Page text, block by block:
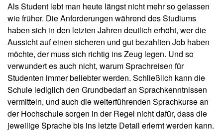
Als Student lebt man heute längst nicht mehr so gelassen
wie früher. Die Anforderungen während des Studiums
haben sich in den letzten Jahren deutlich erhöht, wer die
Aussicht auf einen sicheren und gut bezahlten Job haben
möchte, der muss sich richtig ins Zeug legen. Und so
verwundert es auch nicht, warum Sprachreisen für
Studenten immer beliebter werden. Schließlich kann die
Schule lediglich den Grundbedarf an Sprachkenntnissen
vermitteln, und auch die weiterführenden Sprachkurse an
der Hochschule sorgen in der Regel nicht dafür, dass die
jeweilige Sprache bis ins letzte Detail erlernt werden kann.